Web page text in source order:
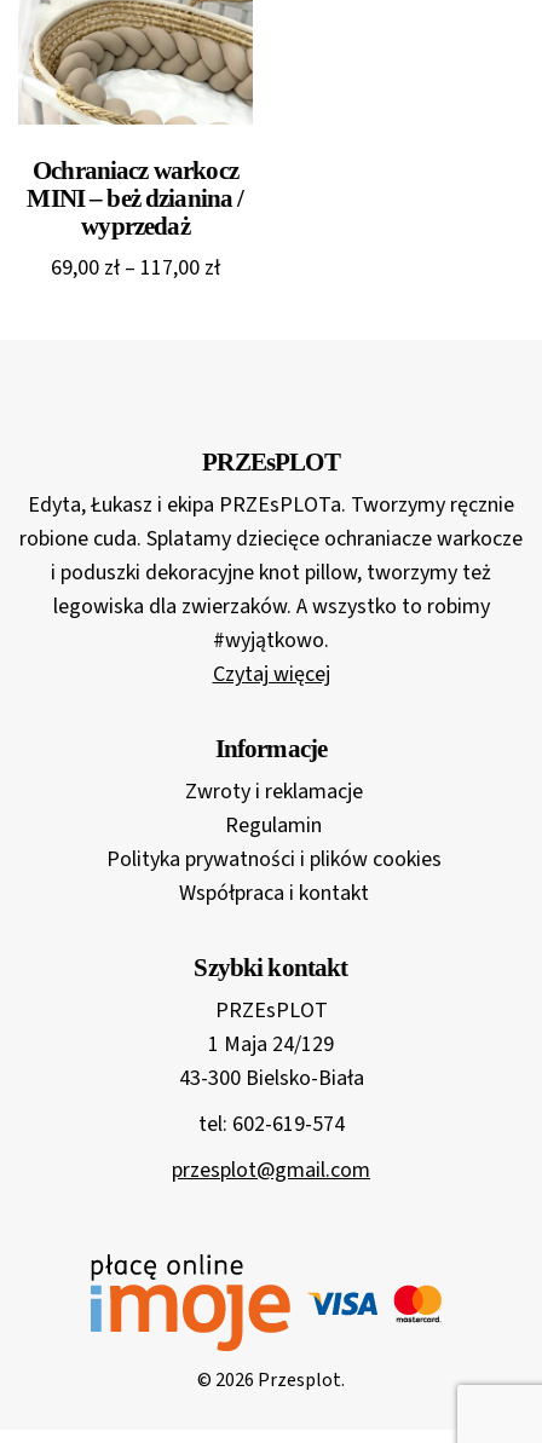
do
153,00 zł
Ochraniacz warkocz
MINI – beż dzianina /
wyprzedaż
69,00 zł – 117,00 złZakres
PRZEsPLOT
Edyta, Łukasz i ekipa PRZEsPLOTa. Tworzymy ręcznie
robione cuda. Splatamy dziecięce ochraniacze warkocze
i poduszki dekoracyjne knot pillow, tworzymy też
legowiska dla zwierzaków. A wszystko to robimy
#wyjątkowo.
Czytaj więcej
Informacje
Zwroty i reklamacje
Regulamin
Polityka prywatności i plików cookies
Współpraca i kontakt
Szybki kontakt
PRZEsPLOT
1 Maja 24/129
43-300 Bielsko-Biała
tel: 602-619-574
przesplot@gmail.com
© 2026 Przesplot.